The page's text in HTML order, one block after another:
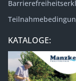
KATALOGE: